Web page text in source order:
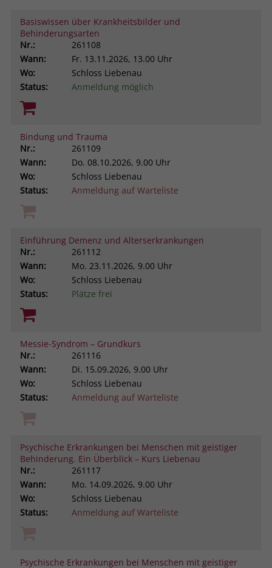
Basiswissen über Krankheitsbilder und
Behinderungsarten
Nr.:
261108
Wann:
Fr. 13.11.2026, 13.00 Uhr
Wo:
Schloss Liebenau
Status:
Anmeldung möglich
Bindung und Trauma
Nr.:
261109
Wann:
Do. 08.10.2026, 9.00 Uhr
Wo:
Schloss Liebenau
Status:
Anmeldung auf Warteliste
Einführung Demenz und Alterserkrankungen
Nr.:
261112
Wann:
Mo. 23.11.2026, 9.00 Uhr
Wo:
Schloss Liebenau
Status:
Plätze frei
Messie-Syndrom – Grundkurs
Nr.:
261116
Wann:
Di. 15.09.2026, 9.00 Uhr
Wo:
Schloss Liebenau
Status:
Anmeldung auf Warteliste
Psychische Erkrankungen bei Menschen mit geistiger
Behinderung. Ein Überblick – Kurs Liebenau
Nr.:
261117
Wann:
Mo. 14.09.2026, 9.00 Uhr
Wo:
Schloss Liebenau
Status:
Anmeldung auf Warteliste
Psychische Erkrankungen bei Menschen mit geistiger
Name PHPSESSID
Anbieter stiftung-liebenau.de
Laufzeit Session
Zweck
Zweck
exklusiv für diese Website zu speichern.
Dadurch wird gewährleistet, dass
Aktionen, die bei späteren Besuchen
derselben Website durchgeführt
werden, mit derselben
Benutzerkennung verknüpft werden.
Anbieter
Laufzeit 1 Jahr
Zweck
zu speichern und in einer einzigen
Sitzungsaufzeichnung
zusammenzufassen.